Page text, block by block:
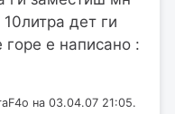
дет ги
е написано :
на 03.04.07 21:05.